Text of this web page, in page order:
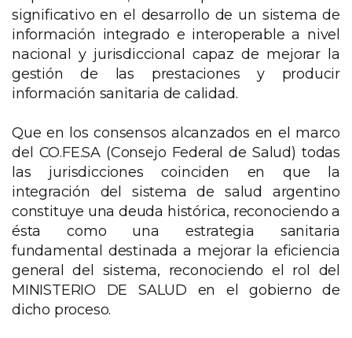
significativo en el desarrollo de un sistema de
información integrado e interoperable a nivel
nacional y jurisdiccional capaz de mejorar la
gestión de las prestaciones y producir
información sanitaria de calidad.
Que en los consensos alcanzados en el marco
del CO.FE.SA (Consejo Federal de Salud) todas
las jurisdicciones coinciden en que la
integración del sistema de salud argentino
constituye una deuda histórica, reconociendo a
ésta como una estrategia sanitaria
fundamental destinada a mejorar la eficiencia
general del sistema, reconociendo el rol del
MINISTERIO DE SALUD en el gobierno de
dicho proceso.